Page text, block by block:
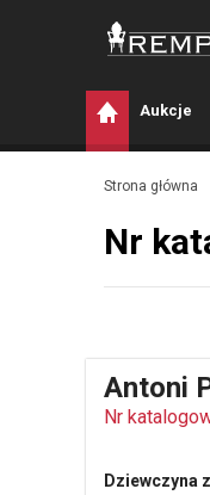
Aukcje
Strona główna
Nr
Antoni
Nr
Dziewczyna